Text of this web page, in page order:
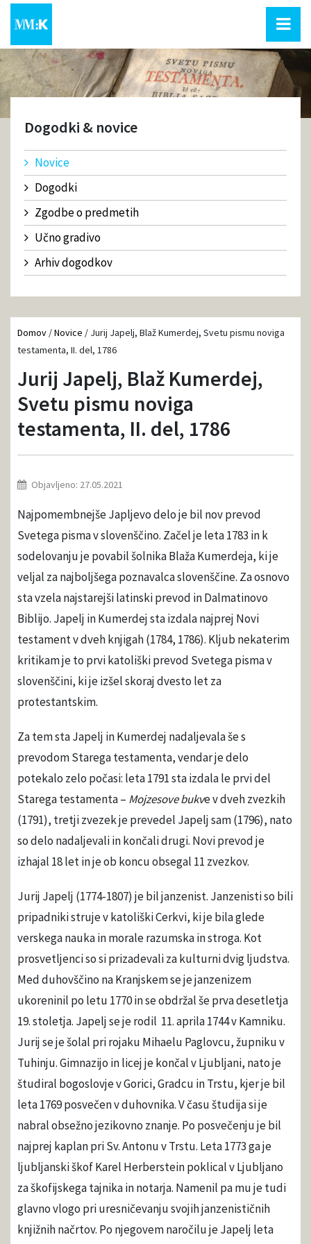
Dogodki & novice
Novice
Dogodki
Zgodbe o predmetih
Učno gradivo
Arhiv dogodkov
Domov /Novice / Jurij Japelj, Blaž Kumerdej, Svetu pismu noviga
testamenta, II. del, 1786
Jurij Japelj, Blaž Kumerdej,
Svetu pismu noviga
testamenta, II. del, 1786
Objavljeno: 27.05.2021
Najpomembnejše Japljevo delo je bil nov prevod
Svetega pisma v slovenščino. Začel je leta 1783 in k
sodelovanju je povabil šolnika Blaža Kumerdeja, ki je
veljal za najboljšega poznavalca slovenščine. Za osnovo
sta vzela najstarejši latinski prevod in Dalmatinovo
Biblijo. Japelj in Kumerdej sta izdala najprej Novi
testament v dveh knjigah (1784, 1786). Kljub nekaterim
kritikam je to prvi katoliški prevod Svetega pisma v
slovenščini, ki je izšel skoraj dvesto let za
protestantskim.
Za tem sta Japelj in Kumerdej nadaljevala še s
prevodom Starega testamenta, vendar je delo
potekalo zelo počasi: leta 1791 sta izdala le prvi del
Starega testamenta – Mojzesove bukve v dveh zvezkih
(1791), tretji zvezek je prevedel Japelj sam (1796), nato
so delo nadaljevali in končali drugi. Novi prevod je
izhajal 18 let in je ob koncu obsegal 11 zvezkov.
Jurij Japelj (1774-1807) je bil janzenist. Janzenisti so bili
pripadniki struje v katoliški Cerkvi, ki je bila glede
verskega nauka in morale razumska in stroga. Kot
prosvetljenci so si prizadevali za kulturni dvig ljudstva.
Med duhovščino na Kranjskem se je janzenizem
ukoreninil po letu 1770 in se obdržal še prva desetletja
19. stoletja. Japelj se je rodil 11. aprila 1744 v Kamniku.
Jurij se je šolal pri rojaku Mihaelu Paglovcu, župniku v
Tuhinju. Gimnazijo in licej je končal v Ljubljani, nato je
študiral bogoslovje v Gorici, Gradcu in Trstu, kjer je bil
leta 1769 posvečen v duhovnika. V času študija si je
nabral obsežno jezikovno znanje. Po posvečenju je bil
najprej kaplan pri Sv. Antonu v Trstu. Leta 1773 ga je
ljubljanski škof Karel Herberstein poklical v Ljubljano
za škofijskega tajnika in notarja. Namenil pa mu je tudi
glavno vlogo pri uresničevanju svojih janzenističnih
knjižnih načrtov. Po njegovem naročilu je Japelj leta